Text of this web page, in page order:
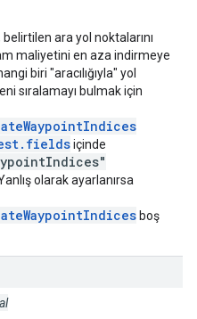
ara yol noktalarını
maliyetini en aza indirmeye
biri "aracılığıyla" yol
sıralamayı bulmak için
içinde
olarak ayarlanırsa
boş